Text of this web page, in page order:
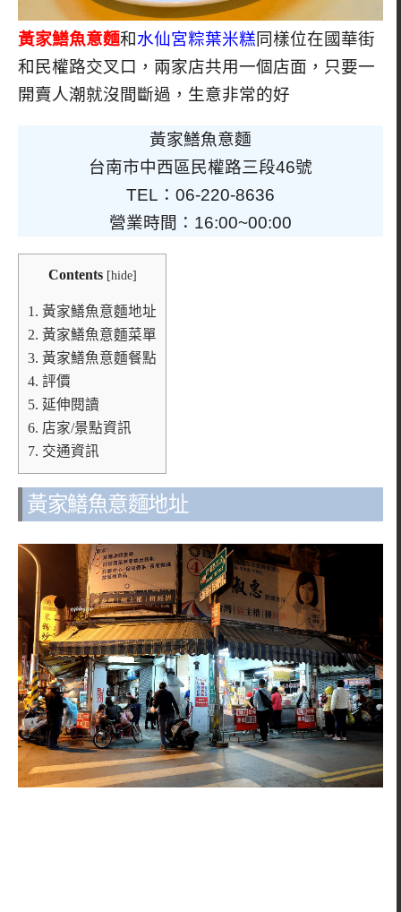
黃家鱔魚意麵和水仙宮粽葉米糕同樣位在國華街
和民權路交叉口，兩家店共用一個店面，只要一
開賣人潮就沒間斷過，生意非常的好
黃家鱔魚意麵
台南市中西區民權路三段46號
TEL：06-220-8636
營業時間：16:00~00:00
Contents [hide]
1. 黃家鱔魚意麵地址
2. 黃家鱔魚意麵菜單
3. 黃家鱔魚意麵餐點
4. 評價
5. 延伸閱讀
6. 店家/景點資訊
7. 交通資訊
黃家鱔魚意麵地址